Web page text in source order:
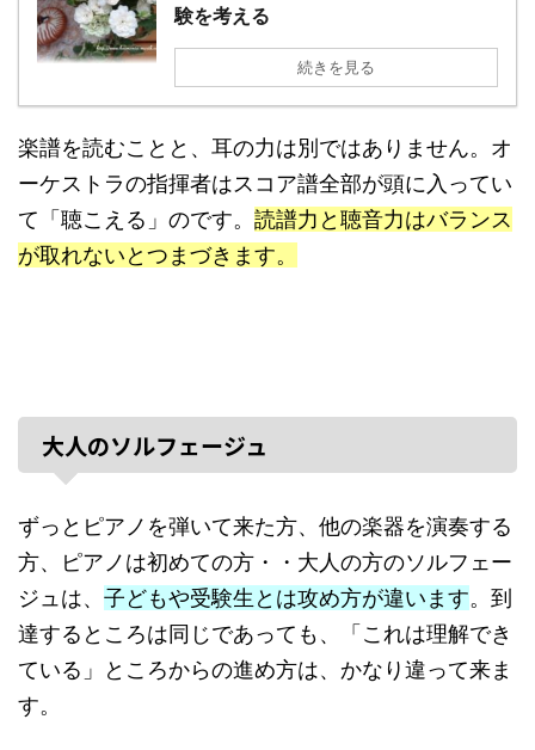
験を考える
続きを見る
楽譜を読むことと、耳の力は別ではありません。オ
ーケストラの指揮者はスコア譜全部が頭に入ってい
て「聴こえる」のです。 読譜力と聴音力はバランス
が取れないとつまづきます。
大人のソルフェージュ
ずっとピアノを弾いて来た方、他の楽器を演奏する
方、ピアノは初めての方・・大人の方のソルフェー
ジュは、 子どもや受験生とは攻め方が違います。到
達するところは同じであっても、「これは理解でき
ている」ところからの進め方は、かなり違って来ま
す。